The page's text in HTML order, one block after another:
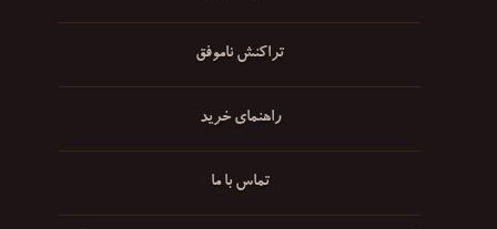
تراکنش ناموفق
راهنمای خرید
تماس با ما